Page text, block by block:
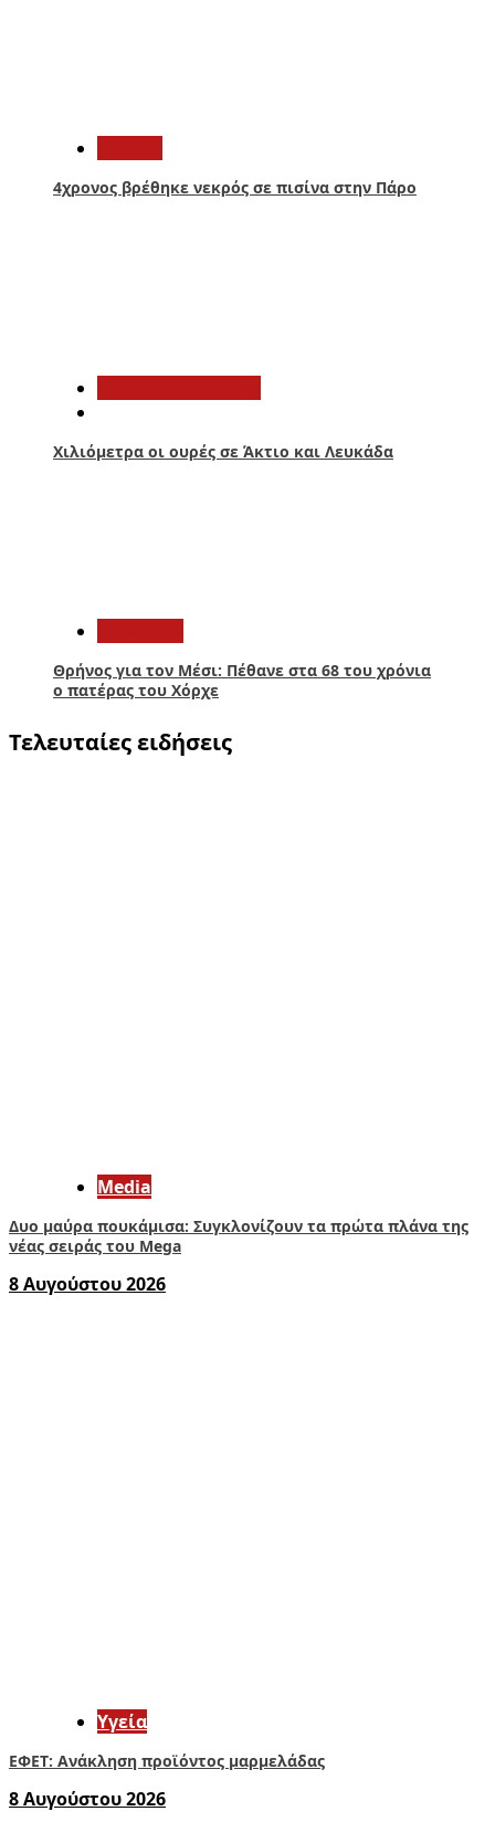
4χρονος βρέθηκε νεκρός σε πισίνα στην Πάρο
Χιλιόμετρα οι ουρές σε Άκτιο και Λευκάδα
Θρήνος για τον Μέσι: Πέθανε στα 68 του χρόνια
ο πατέρας του Χόρχε
Τελευταίες ειδήσεις
Media
Δυο μαύρα πουκάμισα: Συγκλονίζουν τα πρώτα πλάνα της
νέας σειράς του Mega
8 Αυγούστου 2026
Υγεία
ΕΦΕΤ: Ανάκληση προϊόντος μαρμελάδας
8 Αυγούστου 2026